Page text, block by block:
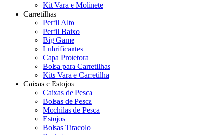
Kit Vara e Molinete
Carretilhas
Perfil Alto
Perfil Baixo
Big Game
Lubrificantes
Capa Protetora
Bolsa para Carretilhas
Kits Vara e Carretilha
Caixas e Estojos
Caixas de Pesca
Bolsas de Pesca
Mochilas de Pesca
Estojos
Bolsas Tiracolo